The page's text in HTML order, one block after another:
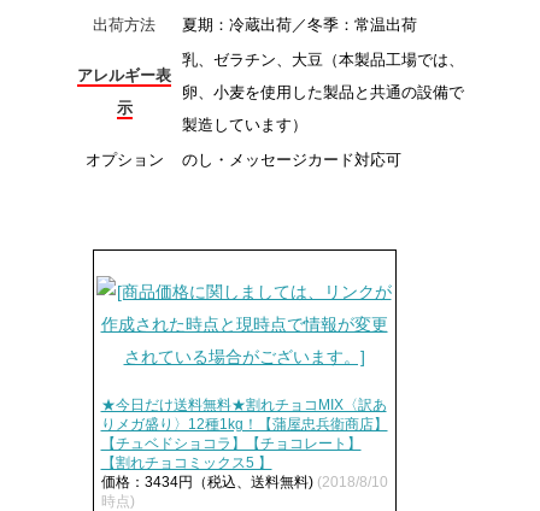
出荷方法
夏期：冷蔵出荷／冬季：常温出荷
アレルギー表
示
乳、ゼラチン、大豆（本製品工場では、
卵、小麦を使用した製品と共通の設備で
製造しています）
オプション
のし・メッセージカード対応可
★今日だけ送料無料★割れチョコMIX〈訳あ
りメガ盛り〉12種1kg！【蒲屋忠兵衛商店】
【チュベドショコラ】【チョコレート】
【割れチョコミックス5 】
価格：3434円（税込、送料無料) (2018/8/10
時点)